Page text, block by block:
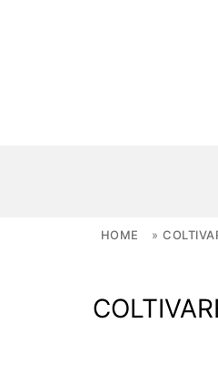
HOME »